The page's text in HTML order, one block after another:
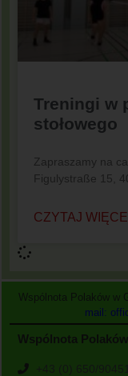
Treningi w
stołowego
Zapraszamy na
Figulystraße 15,
CZYTAJ
Wspólnota Polaków w
mail:
Wspólnota
+43 (0) 650/